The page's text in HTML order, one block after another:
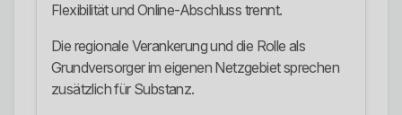
Flexibilität und Online-Abschluss trennt.
Die regionale Verankerung und die Rolle als
Grundversorger im eigenen Netzgebiet sprechen
zusätzlich für Substanz.